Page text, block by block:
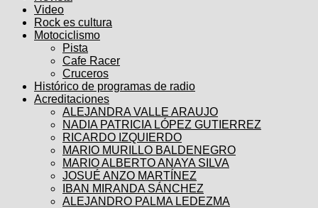
Video
Rock es cultura
Motociclismo
Pista
Cafe Racer
Cruceros
Histórico de programas de radio
Acreditaciones
ALEJANDRA VALLE ARAUJO
NADIA PATRICIA LÓPEZ GUTIERREZ
RICARDO IZQUIERDO
MARIO MURILLO BALDENEGRO
MARIO ALBERTO ANAYA SILVA
JOSUÉ ANZO MARTÍNEZ
IBAN MIRANDA SÁNCHEZ
ALEJANDRO PALMA LEDEZMA